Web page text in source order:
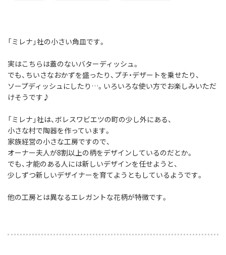
「ミレナ」社の小さい角皿です。
実はこちらは蓋のないバターディッシュ。
でも、ちいさなおかずを盛ったり、プチ・デザートを乗せたり、
ソープディッシュにしたり…。いろいろな使い方でお楽しみいただ
けそうです♪
「ミレナ」社は、ボレスワビエツの町の少し外にある、
小さな村で陶器を作っています。
家族経営の小さな工房ですので、
オーナー夫人が8割以上の柄をデザインしているのだとか。
でも、才能のある人には新しいデザインを任せようと、
少しずつ新しいデザイナーを育てようともしているようです。
他の工房とは異なるエレガントな花柄が特徴です。